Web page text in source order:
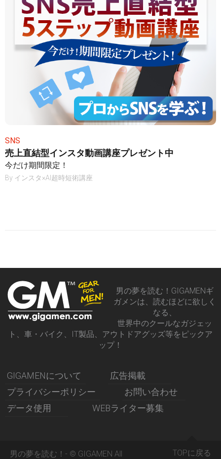
SNS
売上直結型インスタ動画講座プレゼント中
今だけ期間限定！
By インスタ×AI超時短術講座
男の夢を読む！GIGAMENギ
ガメンは、読むほどに欲しく
なる、
世界中のクールなガジェッ
ト、車・バイク、IT製品、アウトドアグッズ等をピックア
ップ！
GIGAMENについて
広告掲載
プライバシーポリシー
お問い合わせ
データ使用
WEBライター募集
男の夢を読む！- © GIGAMEN All TOPに戻る